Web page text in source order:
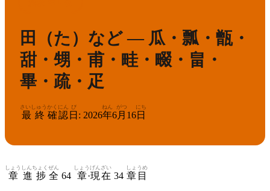
田（た）など — 瓜・瓢・甑・
甜・甥・甫・畦・畷・畠・
畢・疏・疋
最終
さいしゅう
確認
かくにん
日
び
: 2026年
ねん
6月
がつ
16日
にち
章
しょう
進捗
しんちょく
全
ぜん
64 章
しょう
·現在
げんざい
34 章目
しょうめ